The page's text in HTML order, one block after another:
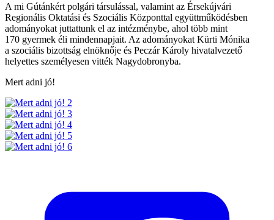
A mi Gútánkért polgári társulással, valamint az Érsekújvári
Regionális Oktatási és Szociális Központtal együttműködésben
adományokat juttattunk el az intézménybe, ahol több mint
170 gyermek éli mindennapjait. Az adományokat Kürti Mónika
a szociális bizottság elnöknője és Peczár Károly hivatalvezető
helyettes személyesen vitték Nagydobronyba.
Mert adni jó!